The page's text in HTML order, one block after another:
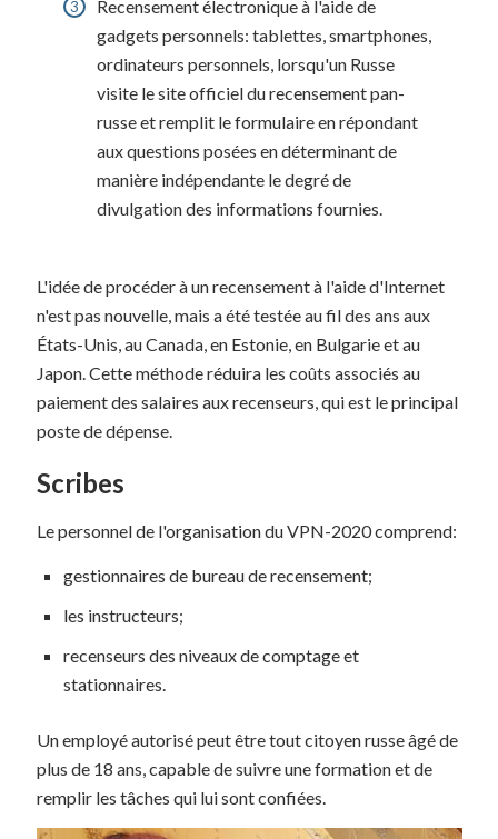
Recensement électronique à l'aide de
gadgets personnels: tablettes, smartphones,
ordinateurs personnels, lorsqu'un Russe
visite le site officiel du recensement pan-
russe et remplit le formulaire en répondant
aux questions posées en déterminant de
manière indépendante le degré de
divulgation des informations fournies.
L'idée de procéder à un recensement à l'aide d'Internet
n'est pas nouvelle, mais a été testée au fil des ans aux
États-Unis, au Canada, en Estonie, en Bulgarie et au
Japon. Cette méthode réduira les coûts associés au
paiement des salaires aux recenseurs, qui est le principal
poste de dépense.
Scribes
Le personnel de l'organisation du VPN-2020 comprend:
gestionnaires de bureau de recensement;
les instructeurs;
recenseurs des niveaux de comptage et
stationnaires.
Un employé autorisé peut être tout citoyen russe âgé de
plus de 18 ans, capable de suivre une formation et de
remplir les tâches qui lui sont confiées.